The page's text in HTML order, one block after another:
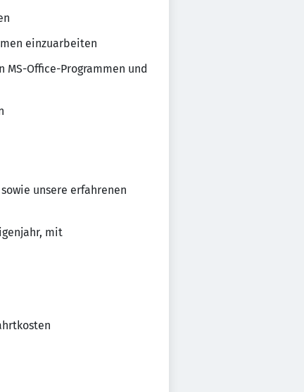
einzuarbeiten
Office-Programmen und
unsere erfahrenen
mit